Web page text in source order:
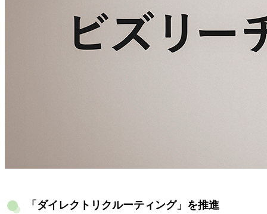
「ダイレクトリクルーティング」を推進